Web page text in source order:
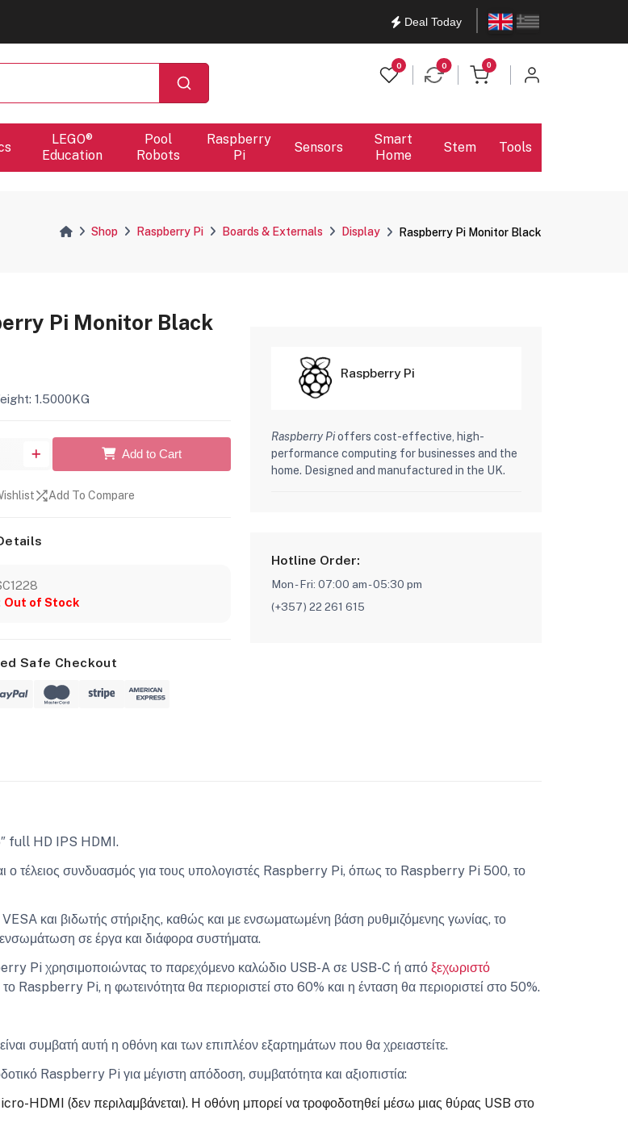
/ 08.
Deal Today EnglishΕλληνικά
0 0 0
items in cart
LEGO®
Education
Pool
Robots
Raspberry
Pi
Sensors
Smart
Home
Stem Tools
Shop Raspberry Pi Boards & Externals Display Raspberry Pi Monitor Black
Pi Monitor Black
1.5000KG
Add to Cart
Add To Compare
Out of Stock
Safe Checkout
Raspberry Pi
Raspberry Pioffers cost-effective, high-
performance computing for businesses and the
home. Designed and manufactured in the UK.
Hotline Order:
Mon - Fri: 07:00 am - 05:30 pm
(+357) 22 261 615
full HD IPS HDMI.
ο τέλειος συνδυασμός για τους υπολογιστές Raspberry Pi, όπως το Raspberry Pi 500, το
και βιδωτής στήριξης, καθώς και με ενσωματωμένη βάση ρυθμιζόμενης γωνίας, το
σε έργα και διάφορα συστήματα.
Pi χρησιμοποιώντας το παρεχόμενο καλώδιο USB-A σε USB-C ή από ξεχωριστό
το Raspberry Pi, η φωτεινότητα θα περιοριστεί στο 60% και η ένταση θα περιοριστεί στο 50%.
συμβατή αυτή η οθόνη και των επιπλέον εξαρτημάτων που θα χρειαστείτε.
Raspberry Pi για μέγιστη απόδοση, συμβατότητα και αξιοπιστία:
HDMI (δεν περιλαμβάνεται). Η οθόνη μπορεί να τροφοδοτηθεί μέσω μιας θύρας USB στο